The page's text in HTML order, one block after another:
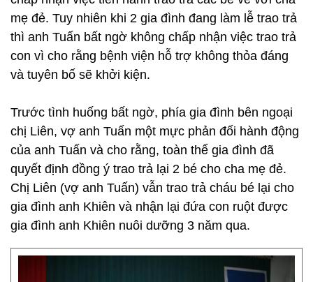
mẹ đẻ. Tuy nhiên khi 2 gia đình đang làm lễ trao trả
thì anh Tuấn bất ngờ không chấp nhận việc trao trả
con vì cho rằng bệnh viện hỗ trợ không thỏa đáng
và tuyên bố sẽ khởi kiện.
Trước tình huống bất ngờ, phía gia đình bên ngoại
chị Liên, vợ anh Tuấn một mực phản đối hành động
của anh Tuấn và cho rằng, toàn thể gia đình đã
quyết định đồng ý trao trả lại 2 bé cho cha mẹ đẻ.
Chị Liên (vợ anh Tuấn) vẫn trao trả cháu bé lại cho
gia đình anh Khiên và nhận lại đứa con ruột được
gia đình anh Khiên nuôi dưỡng 3 năm qua.